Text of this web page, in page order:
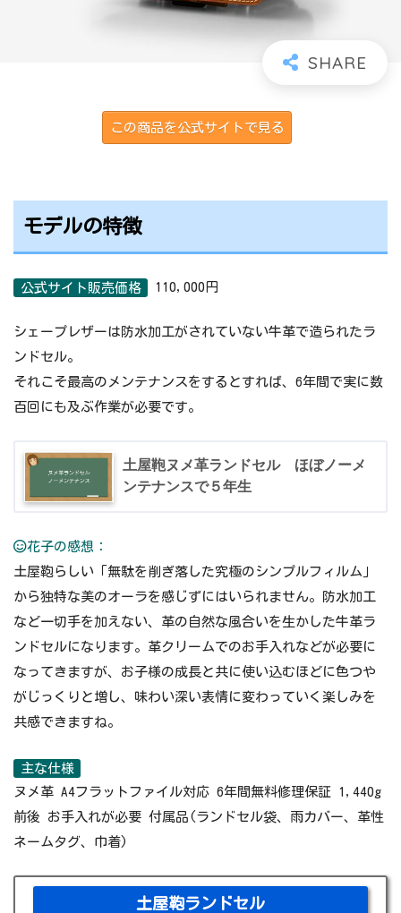
この商品を公式サイトで見る
モデルの特徴
公式サイト販売価格 110,000円
シェープレザーは防水加工がされていない牛革で造られたラ
ンドセル。
それこそ最高のメンテナンスをするとすれば、6年間で実に数
百回にも及ぶ作業が必要です。
土屋鞄ヌメ革ランドセル ほぼノーメ
ンテナンスで５年生
花子の感想：
土屋鞄らしい「無駄を削ぎ落した究極のシンプルフィルム」
から独特な美のオーラを感じずにはいられません。防水加工
など一切手を加えない、革の自然な風合いを生かした牛革ラ
ンドセルになります。革クリームでのお手入れなどが必要に
なってきますが、お子様の成長と共に使い込むほどに色つや
がじっくりと増し、味わい深い表情に変わっていく楽しみを
共感できますね。
主な仕様
ヌメ革 A4フラットファイル対応 6年間無料修理保証 1,440g
前後 お手入れが必要 付属品(ランドセル袋、雨カバー、革性
ネームタグ、巾着)
土屋鞄ランドセル